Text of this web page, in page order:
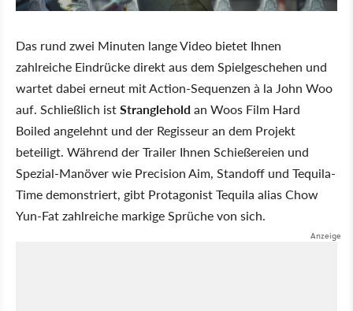
Das rund zwei Minuten lange Video bietet Ihnen
zahlreiche Eindrücke direkt aus dem Spielgeschehen und
wartet dabei erneut mit Action-Sequenzen à la John Woo
auf. Schließlich istStrangleholdan Woos Film Hard
Boiled angelehnt und der Regisseur an dem Projekt
beteiligt. Während der Trailer Ihnen Schießereien und
Spezial-Manöver wie Precision Aim, Standoff und Tequila-
Time demonstriert, gibt Protagonist Tequila alias Chow
Yun-Fat zahlreiche markige Sprüche von sich.